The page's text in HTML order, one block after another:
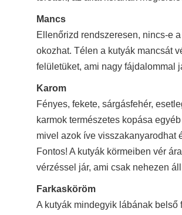
Mancs
Ellenőrizd rendszeresen, nincs-e
okozhat. Télen a kutyák mancsát
felületüket, ami nagy fájdalommal
Karom
Fényes, fekete, sárgásfehér,
karmok természetes kopása
mivel azok íve visszakanyarodhat
Fontos! A kutyák körmeiben vér
vérzéssel jár, ami csak nehezen
Farkasköröm
A kutyák mindegyik lábának belső